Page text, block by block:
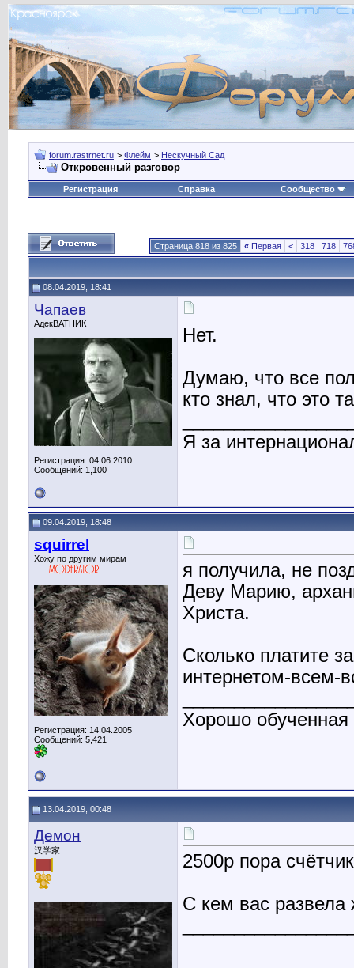
forum.rastrnet.ru > Флейм > Нескучный Сад
Откровенный разговор
Регистрация Справка Сообщество
Страница 818 из 825 « Первая < 318 718
08.04.2019, 18:41
Чапаев
АдекВАТНИК
Регистрация: 04.06.2010
Сообщений: 1,100
Нет.
Думаю, что все
кто знал, что это
Я за
09.04.2019, 18:48
squirrel
Хожу по другим мирам
Регистрация: 14.04.2005
Сообщений: 5,421
я получила, не
Деву Марию,
Христа.
Сколько платите
интернетом-всем-
Хорошо
13.04.2019, 00:48
Демон
汉学家
2500р пора
С кем вас развела